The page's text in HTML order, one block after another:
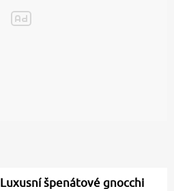
Luxusní špenátové gnocchi